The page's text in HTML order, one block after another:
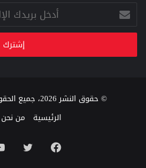
أدخل
بريدك
الإلكتروني
© حقوق النشر 2026، جميع الحقوق محفوظة |
الرئيسية
من نحن
فيسبوك تويتر